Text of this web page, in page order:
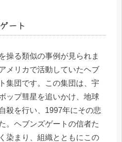
ート
操る類似の事例が見られま
メリカで活動していたヘブ
集団です。この集団は、宇
ップ彗星を追いかけ、地球
殺を行い、1997年にその悲
。ヘブンズゲートの信者た
染まり、組織とともにこの